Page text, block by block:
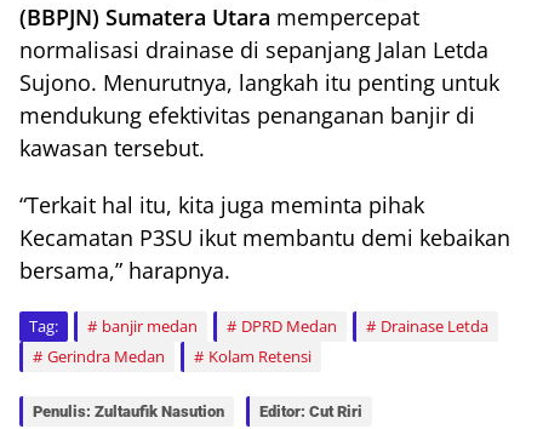
(BBPJN) Sumatera Utara mempercepat
normalisasi drainase di sepanjang Jalan Letda
Sujono. Menurutnya, langkah itu penting untuk
mendukung efektivitas penanganan banjir di
kawasan tersebut.
“Terkait hal itu, kita juga meminta pihak
Kecamatan P3SU ikut membantu demi kebaikan
bersama,” harapnya.
Tag: banjir medan DPRD Medan
Drainase Letda
Gerindra Medan
Kolam Retensi
Penulis: Zultaufik Nasution Editor: Cut Riri